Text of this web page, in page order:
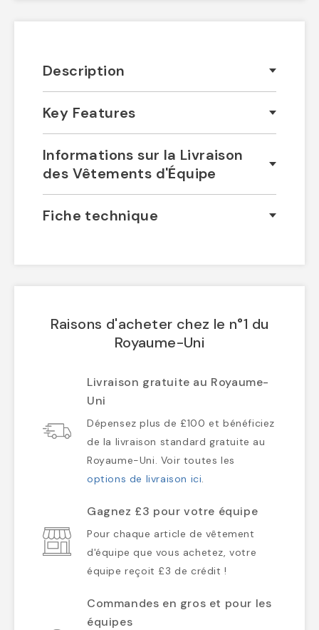
Description
Key Features
Informations sur la Livraison
des Vêtements d'Équipe
Fiche technique
Raisons d'acheter chez le n°1 du
Royaume-Uni
Livraison gratuite au Royaume-
Uni
Dépensez plus de £100 et bénéficiez
de la livraison standard gratuite au
Royaume-Uni. Voir toutes les
options de livraison ici.
Gagnez £3 pour votre équipe
Pour chaque article de vêtement
d'équipe que vous achetez, votre
équipe reçoit £3 de crédit !
Commandes en gros et pour les
équipes